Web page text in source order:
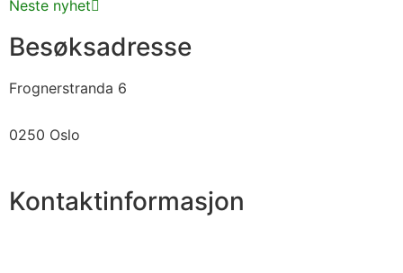
Neste nyhet
Besøksadresse
Frognerstranda 6
0250 Oslo
Kontaktinformasjon